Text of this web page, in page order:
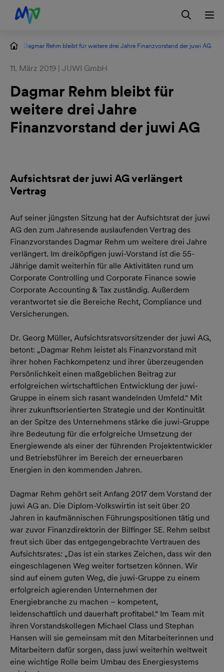
Zur Hauptnavigation springen
Zum Hauptinhalt springen
Zur Footernavigation springen
Kontakt EN Login
Dagmar Rehm bleibt für weitere drei Jahre Finanzvorstand der juwi AG
11. März 2019 | JUWI GmbH
Dagmar Rehm bleibt für
weitere drei Jahre
Finanzvorstand der juwi AG
Aufsichtsrat der juwi AG verlängert
Vertrag
Auf seiner jüngsten Sitzung hat der Aufsichtsrat der juwi
AG den zum Jahresende auslaufenden Vertrag des
Finanzvorstandes Dagmar Rehm um weitere drei Jahre
verlängert. Im dreiköpfigen juwi-Vorstand ist die 55-
Jährige damit weiterhin für alle Aktivitäten rund um
Corporate Controlling und Corporate Finance sowie
Corporate Accounting & Tax zuständig. Außerdem
verantwortet sie die Bereiche Recht, Compliance und
Versicherungen.
Dr. Georg Müller, Aufsichtsratsvorsitzender der juwi AG,
betont: „Dagmar Rehm leistet als Finanzvorstand mit
ihrer hohen Fachkompetenz und ihrer überzeugenden
Persönlichkeit einen maßgeblichen Beitrag zur
erfolgreichen wirtschaftlichen Entwicklung der juwi-
Gruppe in einem sich rasant wandelnden Umfeld.“ Mit
ihrer zukunftsorientierten Strategie und der Kontinuität
an der Spitze des Unternehmens stärke die juwi-Gruppe
ihre Bedeutung für die erfolgreiche Umsetzung der
Energiewende als einer der führenden Projektentwickler
und Betriebsführer im Bereich der erneuerbaren
Energien in den kommenden Jahren.
Dagmar Rehm gehört seit Anfang 2017 dem Vorstand der
juwi AG an. Die Diplom-Volkswirtin ist seit über 20
Jahren in kaufmännischen Führungspositionen tätig und
war zuvor Finanzdirektorin der Bilfinger SE. Rehm selbst
freut sich über das entgegengebrachte Vertrauen des
Aufsichtsrates: „Das ist ein starkes Zeichen, dass wir den
eingeschlagenen Weg weiter fortsetzen können. Wir
sind auf einem guten Weg, die juwi-Gruppe zu einem
erfolgreich agierenden Unternehmen der
Energiebranche zu machen – kompetent,
leidenschaftlich und dauerhaft profitabel.“ Im Team mit
ihren Vorstandskollegen Michael Class und Stephan
Hansen will sie gemeinsam mit den Mitarbeiterinnen und
Mitarbeitern dafür sorgen, dass juwi weiterhin weltweit
eine wichtige Rolle beim Umbau des Energiesystems